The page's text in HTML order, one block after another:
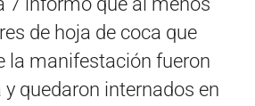
de hoja de coca que
la manifestación fueron
y quedaron internados en